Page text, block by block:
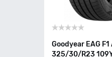
Goodyear EAG F1
325/30/R23